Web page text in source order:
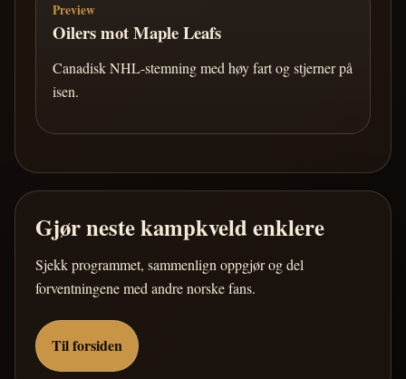
Preview
Oilers mot Maple Leafs
Canadisk NHL-stemning med høy fart og stjerner på
isen.
Gjør neste kampkveld enklere
Sjekk programmet, sammenlign oppgjør og del
forventningene med andre norske fans.
Til forsiden